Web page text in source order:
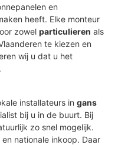
en
heeft. Elke monteur
zowelparticulieren als
te kiezen en
wij u dat u het
installateurs ingans
bij u in de buurt. Bij
zo snel mogelijk.
nationale inkoop. Daar